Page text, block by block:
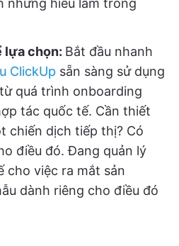
lựa chọn: Bắt đầu nhanh
ClickUp sẵn sàng sử dụng
quá trình onboarding
tác quốc tế. Cần thiết
chiến dịch tiếp thị? Có
điều đó. Đang quản lý
cho việc ra mắt sản
dành riêng cho điều đó